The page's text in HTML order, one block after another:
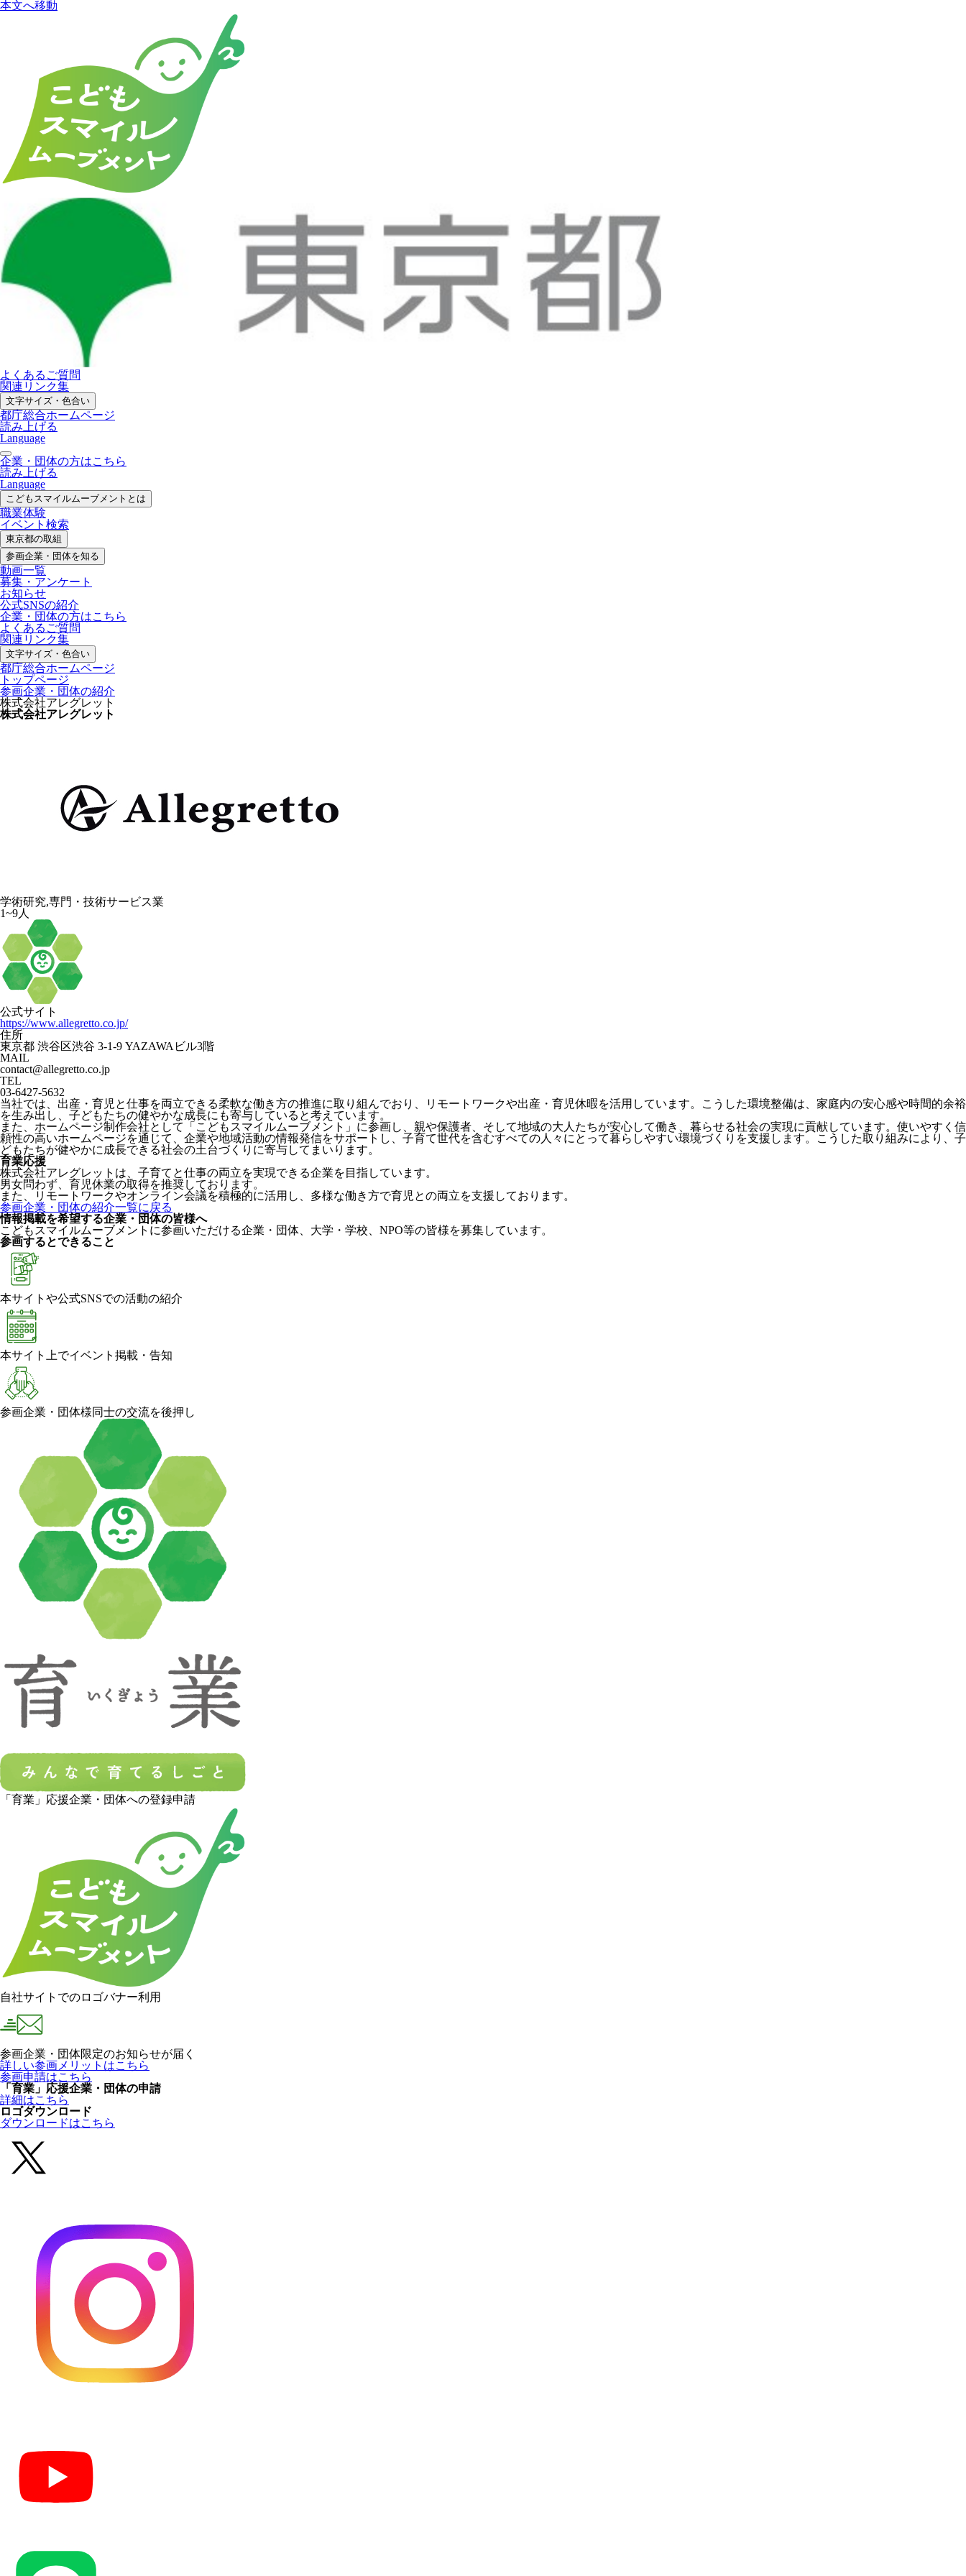
本文へ移動
よくあるご質問
関連リンク集
文字サイズ・色合い
都庁総合ホームページ
読み上げる
Language
企業・団体の方はこちら
読み上げる
Language
こどもスマイルムーブメントとは
職業体験
イベント検索
東京都の取組
参画企業・ 団体を知る
動画一覧
募集・ アンケート
お知らせ
公式SNSの紹介
企業・団体の方はこちら
よくあるご質問
関連リンク集
文字サイズ・色合い
都庁総合ホームページ
トップページ
参画企業・団体の紹介
株式会社アレグレット
株式会社アレグレット
学術研究,専門・技術サービス業
1~9人
公式サイト
https://www.allegretto.co.jp/
住所
東京都 渋谷区渋谷 3-1-9 YAZAWAビル3階
MAIL
contact@allegretto.co.jp
TEL
03-6427-5632
当社では、出産・育児と仕事を両立できる柔軟な働き方の推進に取り組んでおり、リモートワークや出産・育児休暇を活用しています。こうした環境整備は、家庭内の安心感や時間的余裕
を生み出し、子どもたちの健やかな成長にも寄与していると考えています。
また、ホームページ制作会社として「こどもスマイルムーブメント」に参画し、親や保護者、そして地域の大人たちが安心して働き、暮らせる社会の実現に貢献しています。使いやすく信
頼性の高いホームページを通じて、企業や地域活動の情報発信をサポートし、子育て世代を含むすべての人々にとって暮らしやすい環境づくりを支援します。こうした取り組みにより、子
どもたちが健やかに成長できる社会の土台づくりに寄与してまいります。
育業応援
株式会社アレグレットは、子育てと仕事の両立を実現できる企業を目指しています。
男女問わず、育児休業の取得を推奨しております。
また、リモートワークやオンライン会議を積極的に活用し、多様な働き方で育児との両立を支援しております。
参画企業・団体の紹介一覧に戻る
情報掲載を希望する企業・団体の皆様へ
こどもスマイルムーブメントに参画いただける企業・団体、大学・学校、NPO等の皆様を募集しています。
参画するとできること
本サイトや公式SNSでの活動の紹介
本サイト上でイベント掲載・告知
参画企業・団体様同士の交流を後押し
「育業」応援企業・団体への登録申請
自社サイトでのロゴバナー利用
参画企業・団体限定のお知らせが届く
詳しい参画メリットはこちら
参画申請はこちら
「育業」応援企業・団体の申請
詳細はこちら
ロゴダウンロード
ダウンロードはこちら